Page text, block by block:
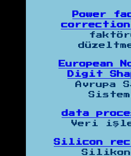
Power
European
Digit
Avrupa
data
Veri
Silicon